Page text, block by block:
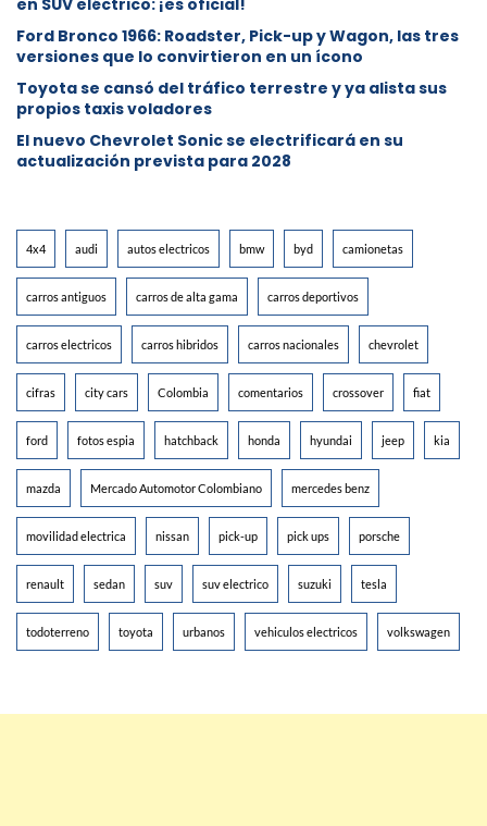
Ford Bronco 1966: Roadster, Pick-up y Wagon, las tres
versiones que lo convirtieron en un ícono
Toyota se cansó del tráfico terrestre y ya alista sus
propios taxis voladores
El nuevo Chevrolet Sonic se electrificará en su
actualización prevista para 2028
4x4 audi autos electricos bmw byd camionetas
carros antiguos carros de alta gama carros deportivos
carros electricos carros hibridos carros nacionales chevrolet
cifras city cars Colombia comentarios crossover fiat
ford fotos espia hatchback honda hyundai jeep kia
mazda Mercado Automotor Colombiano mercedes benz
movilidad electrica nissan pick-up pick ups porsche
renault sedan suv suv electrico suzuki tesla
todoterreno toyota urbanos vehiculos electricos volkswagen